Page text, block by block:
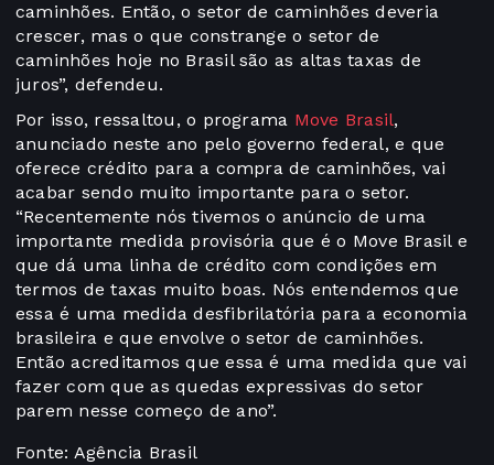
caminhões. Então, o setor de caminhões deveria
crescer, mas o que constrange o setor de
caminhões hoje no Brasil são as altas taxas de
juros”, defendeu.
Por isso, ressaltou, o programa Move Brasil,
anunciado neste ano pelo governo federal, e que
oferece crédito para a compra de caminhões, vai
acabar sendo muito importante para o setor.
“Recentemente nós tivemos o anúncio de uma
importante medida provisória que é o Move Brasil e
que dá uma linha de crédito com condições em
termos de taxas muito boas. Nós entendemos que
essa é uma medida desfibrilatória para a economia
brasileira e que envolve o setor de caminhões.
Então acreditamos que essa é uma medida que vai
fazer com que as quedas expressivas do setor
parem nesse começo de ano”.
Fonte: Agência Brasil